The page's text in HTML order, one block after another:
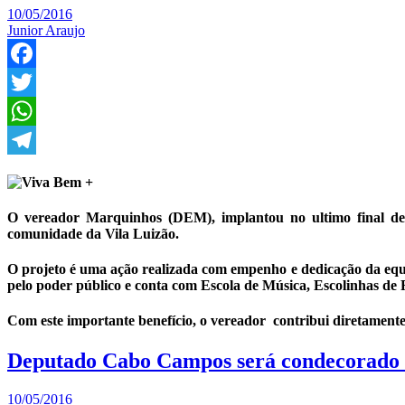
10/05/2016
Junior Araujo
Facebook
Twitter
WhatsApp
O vereador Marquinhos (DEM), implantou no ultimo final
comunidade da Vila Luizão.
O projeto é uma ação realizada com empenho e dedicação da
pelo poder público e conta com Escola de Música, Escolinhas
Com este importante benefício, o vereador contribui
Deputado Cabo Campos será
10/05/2016